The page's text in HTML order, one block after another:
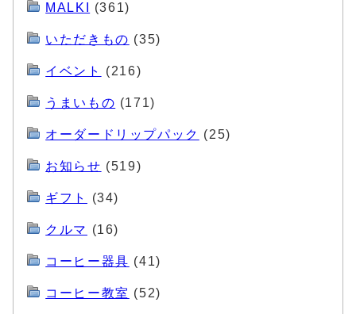
MALKI (361)
いただきもの (35)
イベント (216)
うまいもの (171)
オーダードリップパック (25)
お知らせ (519)
ギフト (34)
クルマ (16)
コーヒー器具 (41)
コーヒー教室 (52)